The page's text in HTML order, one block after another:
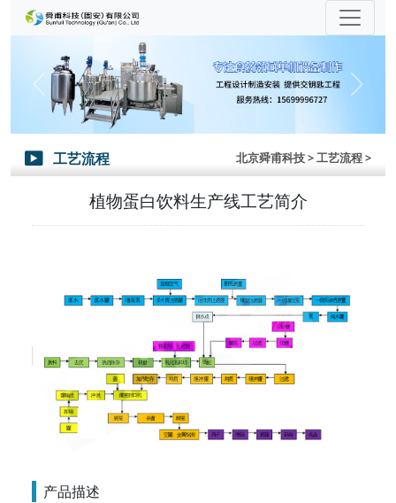
Previous Next
 工艺流程 北京舜甫科技> 工艺流程 >
植物蛋白饮料生产线工艺简介
产品描述